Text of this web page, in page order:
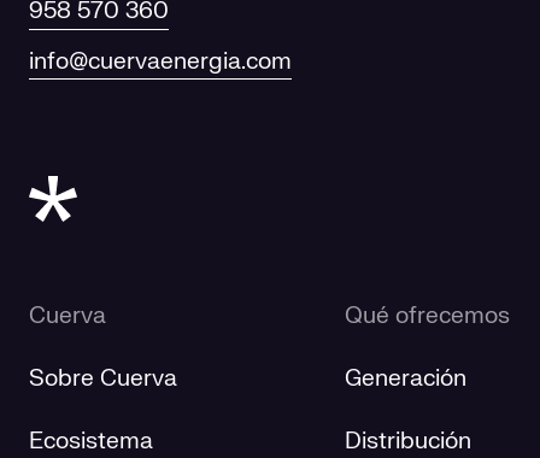
958 570 360
info@cuervaenergia.com
Cuerva
Sobre Cuerva
Ecosistema
Qué ofrecemos
Generación
Distribución